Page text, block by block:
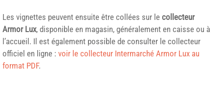
Les vignettes peuvent ensuite être collées sur le collecteur
Armor Lux, disponible en magasin, généralement en caisse ou à
l’accueil. Il est également possible de consulter le collecteur
officiel en ligne : voir le collecteur Intermarché Armor Lux au
format PDF.